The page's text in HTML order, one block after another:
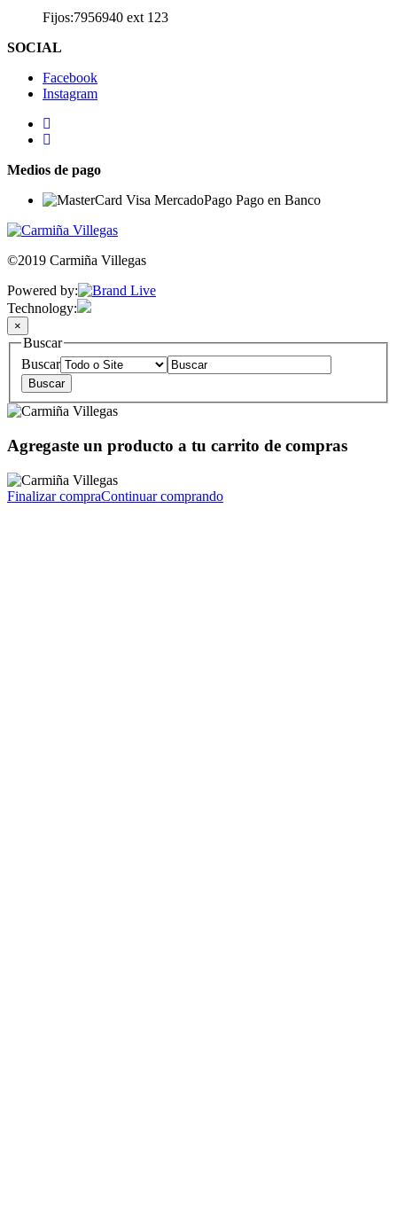
Fijos:7956940 ext 123
SOCIAL
Facebook
Instagram
Medios de pago
©2019 Carmiña Villegas
Powered by:
Technology:
×
Buscar
Buscar
Agregaste un producto a tu carrito de compras
Finalizar compraContinuar comprando